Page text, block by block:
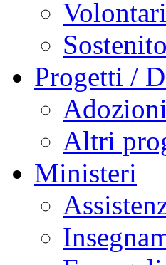
Volontari
Progetti /
Altri
Ministeri